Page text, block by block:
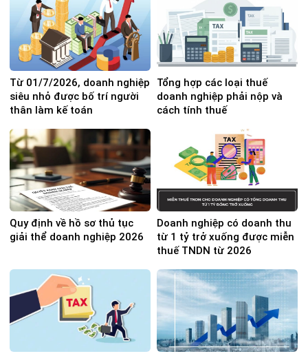
Từ 01/7/2026, doanh nghiệp
siêu nhỏ được bố trí người
thân làm kế toán
Tổng hợp các loại thuế
doanh nghiệp phải nộp và
cách tính thuế
Quy định về hồ sơ thủ tục
giải thể doanh nghiệp 2026
Doanh nghiệp có doanh thu
từ 1 tỷ trở xuống được miễn
thuế TNDN từ 2026